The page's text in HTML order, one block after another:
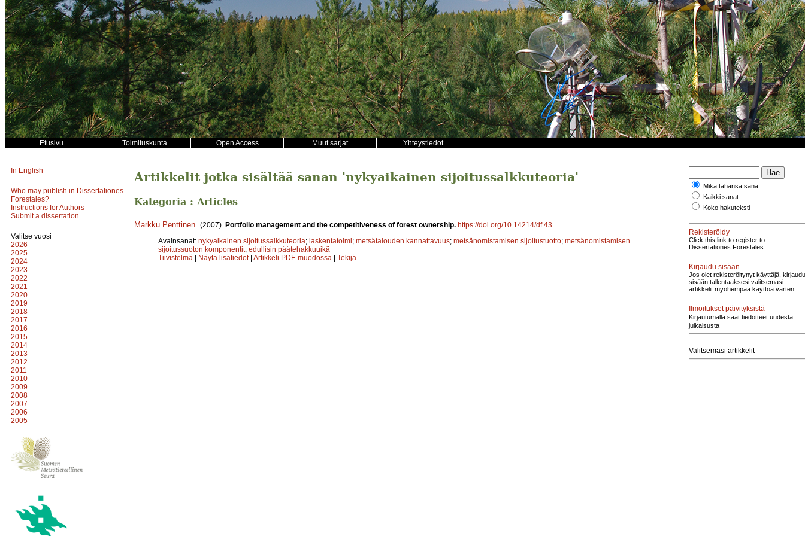
Etusivu Toimituskunta Open Access Muut sarjat Yhteystiedot
In English
Who may publish in Dissertationes
Forestales?
Instructions for Authors
Submit a dissertation
Valitse vuosi
2026
2025
2024
2023
2022
2021
2020
2019
2018
2017
2016
2015
2014
2013
2012
2011
2010
2009
2008
2007
2006
2005
Artikkelit jotka sisältää sanan 'nykyaikainen sijoitussalkkuteoria'
Kategoria : Articles
Markku Penttinen (2007). Portfolio management and the competitiveness of forest ownership. https://doi.org/10.14214/df.43
Avainsanat: nykyaikainen sijoitussalkkuteoria; laskentatoimi; metsätalouden kannattavuus; metsänomistamisen sijoitustuotto; metsänomistamisen
sijoitussuoton komponentit; edullisin päätehakkuuikä
Tiivistelmä | Näytä lisätiedot | Artikkeli PDF-muodossa | Tekijä
Mikä tahansa sana
Kaikki sanat
Koko hakuteksti
Rekisteröidy
Click this link to register to
Dissertationes Forestales.
Kirjaudu sisään
Jos olet rekisteröitynyt käyttäjä, kirjaudu
sisään tallentaaksesi valitsemasi
artikkelit myöhempää käyttöä varten.
Ilmoitukset päivityksistä
Kirjautumalla saat tiedotteet uudesta
julkaisusta
Valitsemasi artikkelit